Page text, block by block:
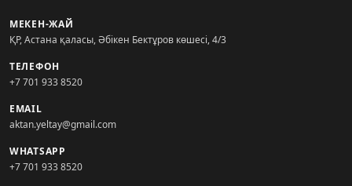
МЕКЕН-ЖАЙ
ҚР, Астана қаласы, Әбікен Бектұров көшесі, 4/3
ТЕЛЕФОН
+7 701 933 8520
EMAIL
aktan.yeltay@gmail.com
WHATSAPP
+7 701 933 8520